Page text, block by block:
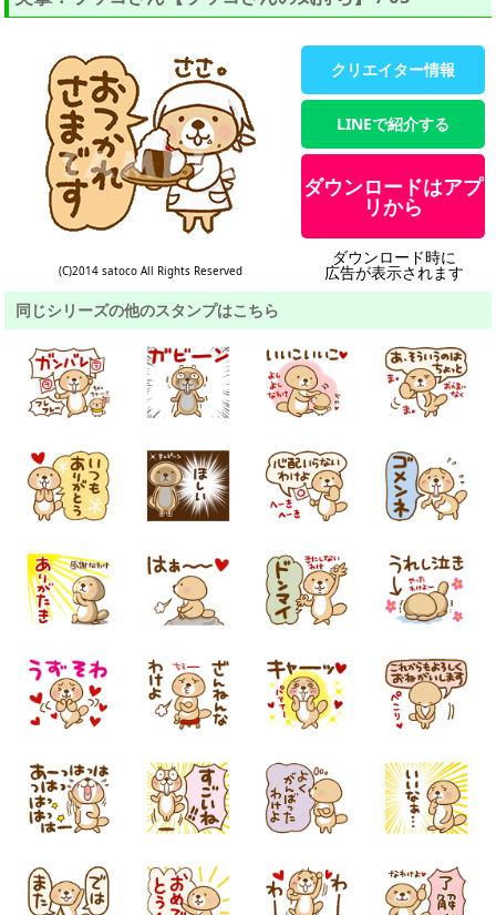
(C)2014 satoco All Rights Reserved
クリエイター情報
LINEで紹介する
ダウンロードはアプ
リから
ダウンロード時に
広告が表示されます
同じシリーズの他のスタンプはこちら